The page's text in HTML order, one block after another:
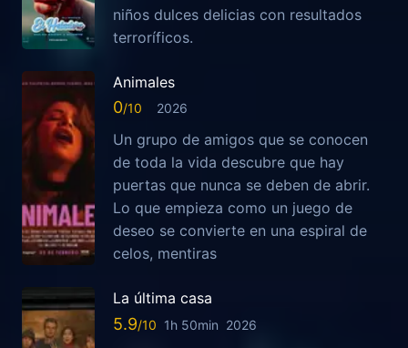
niños dulces delicias con resultados
terroríficos.
Animales
0 2026
Un grupo de amigos que se conocen
de toda la vida descubre que hay
puertas que nunca se deben de abrir.
Lo que empieza como un juego de
deseo se convierte en una espiral de
celos, mentiras
La última casa
5.9 1h 50min 2026